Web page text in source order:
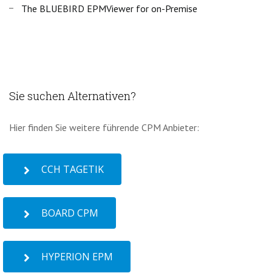
The BLUEBIRD EPMViewer for on-Premise
Sie suchen Alternativen?
Hier finden Sie weitere führende CPM Anbieter:
CCH TAGETIK
BOARD CPM
HYPERION EPM